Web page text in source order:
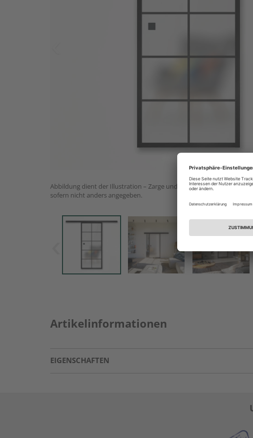
Abbildung dient der Illustration – Zarge und Beschlagset nicht im
sofern nicht anders angegeben.
Artikelinformationen
EIGENSCHAFTEN